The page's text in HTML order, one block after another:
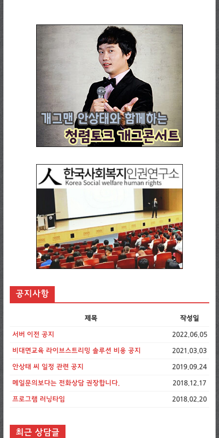
공지사항
제목 작성일
서버 이전 공지 2022.06.05
비대면교육 라이브스트리밍 솔루션 비용 공지 2021.03.03
안상태 씨 일정 관련 공지 2019.09.24
메일문의보다는 전화상담 권장합니다. 2018.12.17
프로그램 러닝타임 2018.02.20
최근 상담글